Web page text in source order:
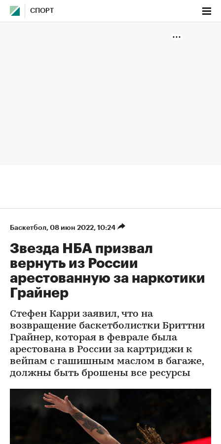
СПОРТ
Баскетбол⁠, 08 июн 2022, 10:24
Звезда НБА призвал
вернуть из России
арестованную за наркотики
Грайнер
Стефен Карри заявил, что на
возвращение баскетболистки Бриттни
Грайнер, которая в феврале была
арестована в России за картриджи к
вейпам с гашишным маслом в багаже,
должны быть брошены все ресурсы